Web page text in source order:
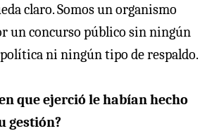
claro. Somos un organismo
un concurso público sin ningún
ni ningún tipo de respaldo.
que ejerció le habían hecho
gestión?